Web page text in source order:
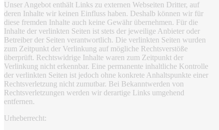
Unser Angebot enthält Links zu externen Webseiten Dritter, auf
deren Inhalte wir keinen Einfluss haben. Deshalb können wir für
diese fremden Inhalte auch keine Gewähr übernehmen. Für die
Inhalte der verlinkten Seiten ist stets der jeweilige Anbieter oder
Betreiber der Seiten verantwortlich. Die verlinkten Seiten wurden
zum Zeitpunkt der Verlinkung auf mögliche Rechtsverstöße
überprüft. Rechtswidrige Inhalte waren zum Zeitpunkt der
Verlinkung nicht erkennbar. Eine permanente inhaltliche Kontrolle
der verlinkten Seiten ist jedoch ohne konkrete Anhaltspunkte einer
Rechtsverletzung nicht zumutbar. Bei Bekanntwerden von
Rechtsverletzungen werden wir derartige Links umgehend
entfernen.
Urheberrecht: